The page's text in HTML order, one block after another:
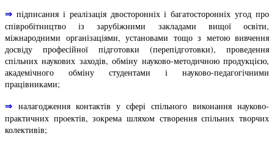
⇒ підписання і реалізація двосторонніх і багатосторонніх угод про
співробітництво із зарубіжними закладами вищої освіти,
міжнародними організаціями, установами тощо з метою вивчення
досвіду професійної підготовки (перепідготовки), проведення
спільних наукових заходів, обміну науково-методичною продукцією,
академічного обміну студентами і науково-педагогічними
працівниками;
⇒ налагодження контактів у сфері спільного виконання науково-
практичних проектів, зокрема шляхом створення спільних творчих
колективів;